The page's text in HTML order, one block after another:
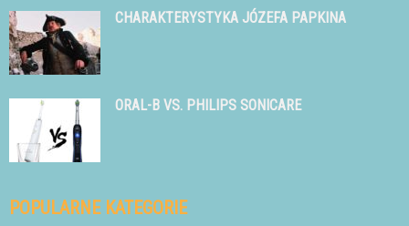
CHARAKTERYSTYKA JÓZEFA PAPKINA
ORAL-B VS. PHILIPS SONICARE
POPULARNE KATEGORIE